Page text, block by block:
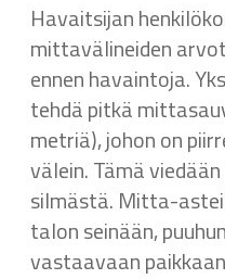
Havaitsijan
mittavälineiden
ennen havaintoja.
tehdä pitkä
metriä), johon on
välein. Tämä
silmästä. Mitta-
talon seinään,
vastaavaan